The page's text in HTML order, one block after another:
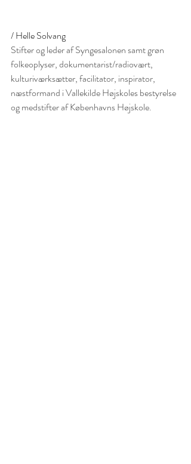
/ Helle Solvang
Stifter og leder af Syngesalonen samt grøn
folkeoplyser, dokumentarist/radiovært,
kulturiværksætter, facilitator, inspirator,
næstformand i Vallekilde Højskoles bestyrelse
og medstifter af Københavns Højskole.